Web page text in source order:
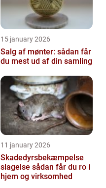
15 january 2026
Salg af mønter: sådan får
du mest ud af din samling
11 january 2026
Skadedyrsbekæmpelse
slagelse sådan får du ro i
hjem og virksomhed